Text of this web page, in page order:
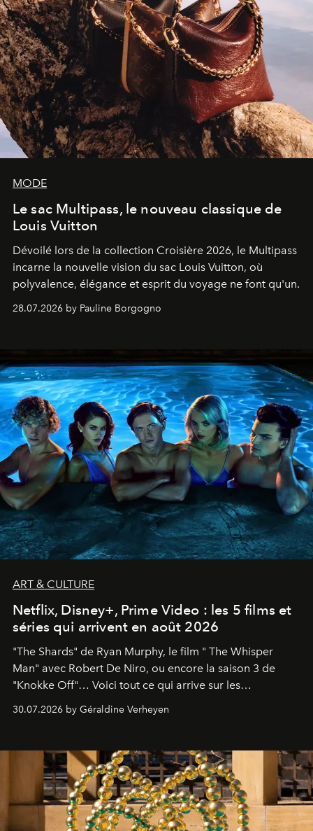
MODE
Le sac Multipass, le nouveau classique de
Louis Vuitton
Dévoilé lors de la collection Croisière 2026, le Multipass
incarne la nouvelle vision du sac Louis Vuitton, où
polyvalence, élégance et esprit du voyage ne font qu'un.
28.07.2026 by Pauline Borgogno
ART & CULTURE
Netflix, Disney+, Prime Video : les 5 films et
séries qui arrivent en août 2026
"The Shards" de Ryan Murphy, le film " The Whisper
Man" avec Robert De Niro, ou encore la saison 3 de
"Knokke Off"… Voici tout ce qui arrive sur les
30.07.2026 by Géraldine Verheyen